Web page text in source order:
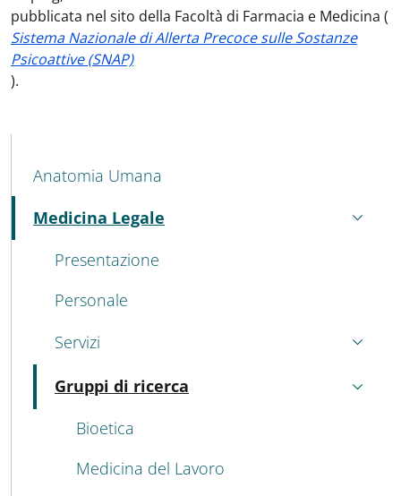
pubblicata nel sito della Facoltà di Farmacia e Medicina (
Sistema Nazionale di Allerta Precoce sulle Sostanze
Psicoattive (SNAP)
).
MAIN NAVIGATION
Anatomia Umana
Medicina Legale
Attivo
Presentazione
Personale
Servizi
Gruppi di ricerca
Attivo
Bioetica
Medicina del Lavoro